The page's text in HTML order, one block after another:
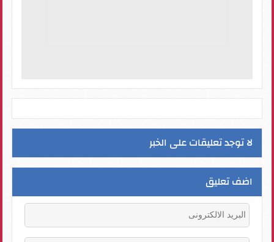
لا توجد تعليقات على الخبر
اضف تعليق